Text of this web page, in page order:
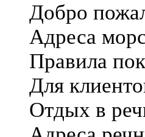
Добро
Адреса
Правила
Для
Отдых в